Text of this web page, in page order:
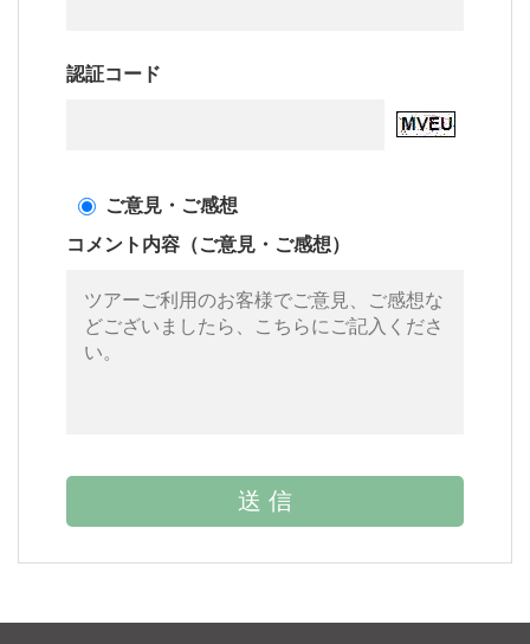
認証コード
ご意見・ご感想
コメント内容（ご意見・ご感想）